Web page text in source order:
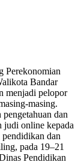
Perekonomian
Bandar
menjadi pelopor
masing.
dan
judi online kepada
dan
pada 19–21
Pendidikan